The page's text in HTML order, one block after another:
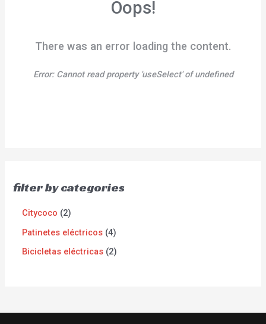
Oops!
There was an error loading the content.
Error: Cannot read property 'useSelect' of undefined
filter by categories
Citycoco 2
Patinetes eléctricos 4
Bicicletas eléctricas 2